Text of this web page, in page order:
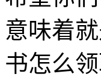
意味着
书怎么